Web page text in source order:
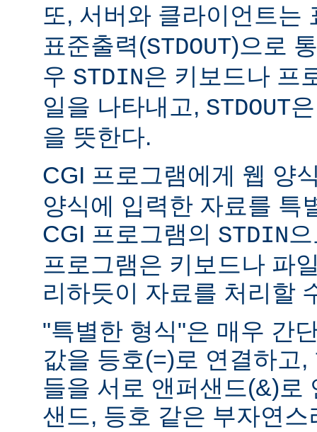
또, 서버와 클라이언트는
표준출력(STDOUT)으로
우 STDIN은 키보드나 프
일을 나타내고, STDOUT
을 뜻한다.
CGI 프로그램에게 웹 양
양식에 입력한 자료를 특
CGI 프로그램의 STDIN
프로그램은 키보드나 파
리하듯이 자료를 처리할
"특별한 형식"은 매우 간
값을 등호(=)로 연결하고
들을 서로 앤퍼샌드(&)로
샌드, 등호 같은 부자연